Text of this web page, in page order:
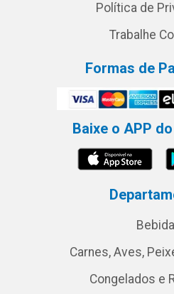
Política de
Trabalhe
Formas de
Baixe o APP
Carnes, Aves,
Congelados e